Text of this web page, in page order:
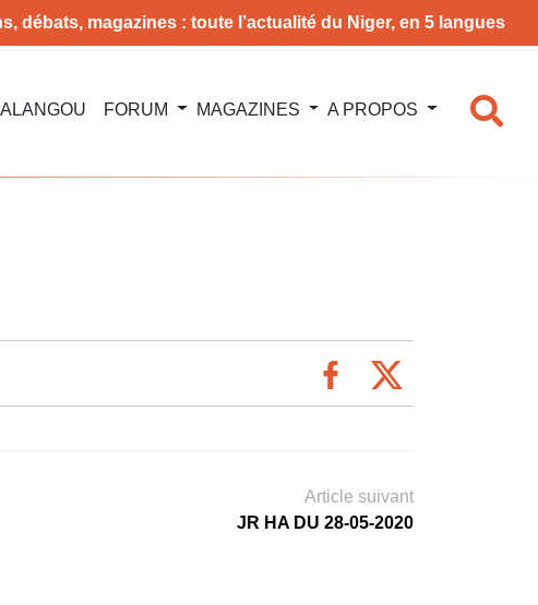
débats, magazines : toute l’actualité du Niger, en 5 langues
FORUM MAGAZINES A PROPOS
Article suivant
JR HA DU 28-05-2020